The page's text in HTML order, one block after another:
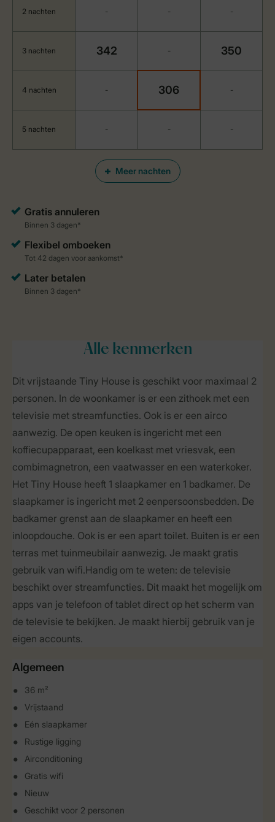
Meer nachten
2 nachten - - -
3 nachten 342 - 350
4 nachten - 306 -
5 nachten - - -
Alle kenmerken
Dit vrijstaande Tiny House is geschikt voor maximaal 2
personen. In de woonkamer is er een zithoek met een
televisie met streamfuncties. Ook is er een airco
aanwezig. De open keuken is ingericht met een
koffiecupapparaat, een koelkast met vriesvak, een
combimagnetron, een vaatwasser en een waterkoker.
Het Tiny House heeft 1 slaapkamer en 1 badkamer. De
slaapkamer is ingericht met 2 eenpersoonsbedden. De
badkamer grenst aan de slaapkamer en heeft een
inloopdouche. Ook is er een apart toilet. Buiten is er een
terras met tuinmeubilair aanwezig. Je maakt gratis
gebruik van wifi.Handig om te weten: de televisie
beschikt over streamfuncties. Dit maakt het mogelijk om
apps van je telefoon of tablet direct op het scherm van
de televisie te bekijken. Je maakt hierbij gebruik van je
eigen accounts.
Algemeen
36 m²
Vrijstaand
Eén slaapkamer
Rustige ligging
Airconditioning
Gratis wifi
Nieuw
Geschikt voor 2 personen